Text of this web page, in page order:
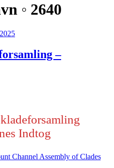
◦ 2640
–
Indtog
Channel Assembly of Clades